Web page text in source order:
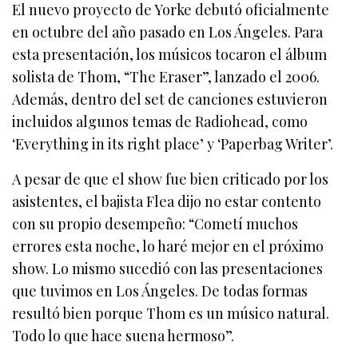
El nuevo proyecto de Yorke debutó oficialmente
en octubre del año pasado en Los Ángeles. Para
esta presentación, los músicos tocaron el álbum
solista de Thom, “The Eraser”, lanzado el 2006.
Además, dentro del set de canciones estuvieron
incluidos algunos temas de Radiohead, como
‘Everything in its right place’ y ‘Paperbag Writer’.
A pesar de que el show fue bien criticado por los
asistentes, el bajista Flea dijo no estar contento
con su propio desempeño: “Cometí muchos
errores esta noche, lo haré mejor en el próximo
show. Lo mismo sucedió con las presentaciones
que tuvimos en Los Ángeles. De todas formas
resultó bien porque Thom es un músico natural.
Todo lo que hace suena hermoso”.